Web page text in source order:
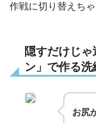
作戦に切り替えち
隠すだけじ
ン」で作る洗
お尻